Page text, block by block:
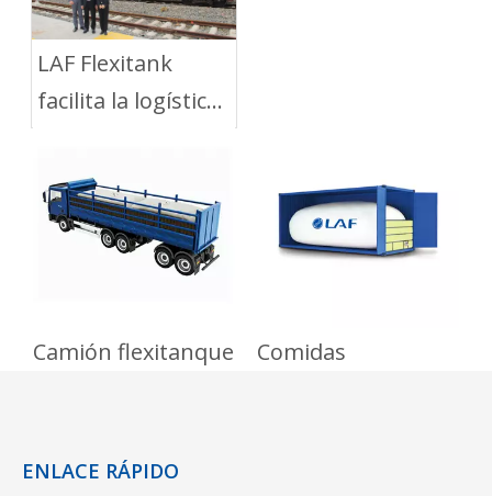
LAF Flexitank
facilita la logística
comestible entre
China y Rusia
Camión flexitanque Comidas
ENLACE RÁPIDO